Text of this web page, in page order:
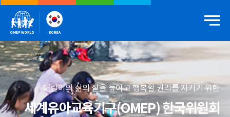
어린이의 삶의 질을 높이고 행복할 권리를 지키기 위한
세계유아교육기구(OMEP) 한국위원회